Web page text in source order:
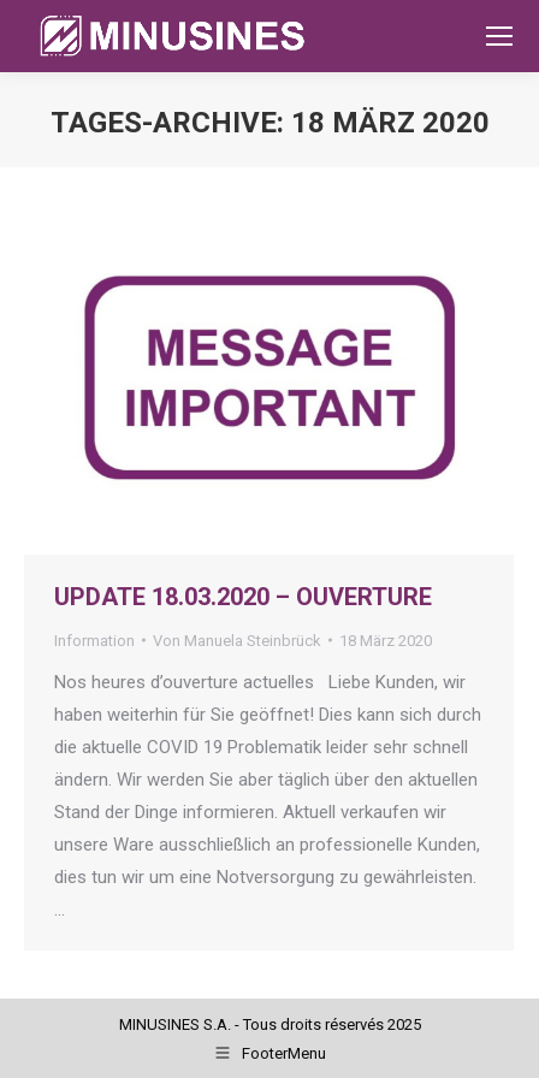
TAGES-ARCHIVE: 18 MÄRZ 2020
UPDATE 18.03.2020 – OUVERTURE
Information Von Manuela Steinbrück 18 März 2020
Nos heures d’ouverture actuelles Liebe Kunden, wir
haben weiterhin für Sie geöffnet! Dies kann sich durch
die aktuelle COVID 19 Problematik leider sehr schnell
ändern. Wir werden Sie aber täglich über den aktuellen
Stand der Dinge informieren. Aktuell verkaufen wir
unsere Ware ausschließlich an professionelle Kunden,
dies tun wir um eine Notversorgung zu gewährleisten.
…
MINUSINES S.A. - Tous droits réservés 2025
FooterMenu